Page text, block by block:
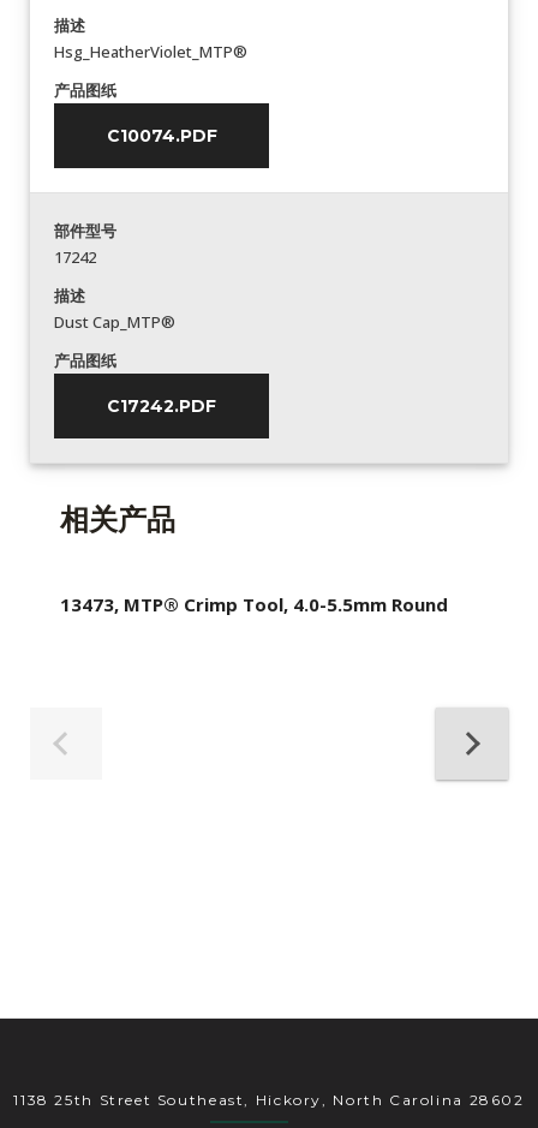
描述
Hsg_HeatherViolet_MTP®
产品图纸
C10074.PDF
部件型号
17242
描述
Dust Cap_MTP®
产品图纸
C17242.PDF
相关产品
13473, MTP® Crimp Tool, 4.0-5.5mm Round
1138 25th Street Southeast, Hickory, North Carolina 28602